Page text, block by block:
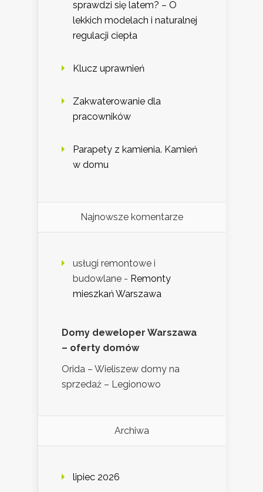
sprawdzi się latem? – O
lekkich modelach i naturalnej
regulacji ciepła
Klucz uprawnień
Zakwaterowanie dla
pracowników
Parapety z kamienia. Kamień
w domu
Najnowsze komentarze
usługi remontowe i
budowlane - Remonty
mieszkań Warszawa
Domy deweloper Warszawa
– oferty domów
Orida – Wieliszew domy na
sprzedaż – Legionowo
Archiwa
lipiec 2026